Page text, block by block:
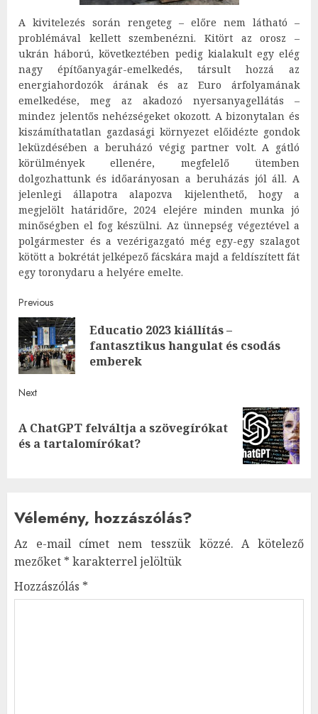
A kivitelezés során rengeteg – előre nem látható –
problémával kellett szembenézni. Kitört az orosz –
ukrán háború, következtében pedig kialakult egy elég
nagy építőanyagár-emelkedés, társult hozzá az
energiahordozók árának és az Euro árfolyamának
emelkedése, meg az akadozó nyersanyagellátás –
mindez jelentős nehézségeket okozott. A bizonytalan és
kiszámíthatatlan gazdasági környezet előidézte gondok
leküzdésében a beruházó végig partner volt. A gátló
körülmények ellenére, megfelelő ütemben
dolgozhattunk és időarányosan a beruházás jól áll. A
jelenlegi állapotra alapozva kijelenthető, hogy a
megjelölt határidőre, 2024 elejére minden munka jó
minőségben el fog készülni. Az ünnepség végeztével a
polgármester és a vezérigazgató még egy-egy szalagot
kötött a bokrétát jelképező fácskára majd a feldíszített fát
egy toronydaru a helyére emelte.
Post
navigation
Previous
Educatio 2023 kiállítás –
fantasztikus hangulat és csodás
emberek
Next
Next
post:
A ChatGPT felváltja a szövegírókat
és a tartalomírókat?
Vélemény, hozzászólás?
Az e-mail címet nem tesszük közzé. A kötelező
mezőket * karakterrel jelöltük
Hozzászólás *